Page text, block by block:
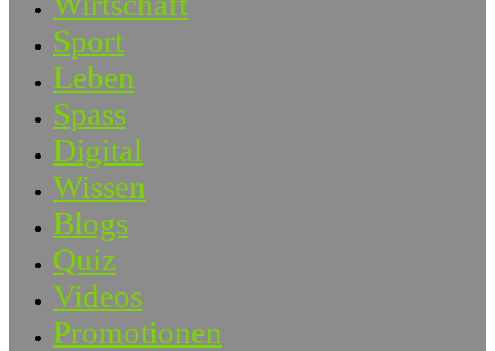
Sport
Leben
Spass
Digital
Wissen
Blogs
Quiz
Videos
Promotionen